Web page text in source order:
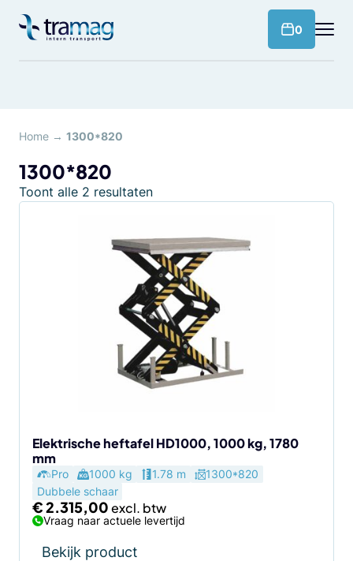
naar
0
Home → 1300*820
1300*820
Toont alle 2 resultaten
Elektrische heftafel HD1000, 1000 kg, 1780
mm
Pro 1000 kg 1.78 m
1300*820
Dubbele schaar
€2.315,00
Vraag naar actuele levertijd
Bekijk product